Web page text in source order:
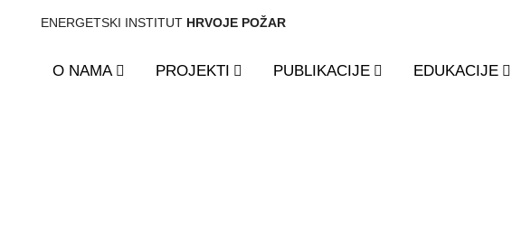
ENERGETSKI INSTITUT HRVOJE POŽAR
O NAMA PROJEKTI PUBLIKACIJE EDUKACIJE